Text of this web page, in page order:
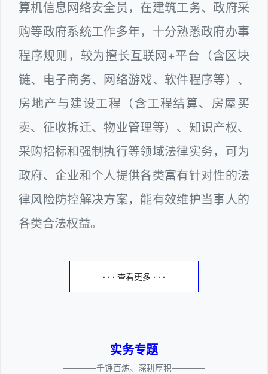
算机信息网络安全员，在建筑工务、政府采
购等政府系统工作多年，十分熟悉政府办事
程序规则，较为擅长互联网+平台（含区块
链、电子商务、网络游戏、软件程序等）、
房地产与建设工程（含工程结算、房屋买
卖、征收拆迁、物业管理等）、知识产权、
采购招标和强制执行等领域法律实务，可为
政府、企业和个人提供各类富有针对性的法
律风险防控解决方案，能有效维护当事人的
各类合法权益。
· · · 查看更多 · · ·
实务专题
————千锤百炼、深耕厚积————